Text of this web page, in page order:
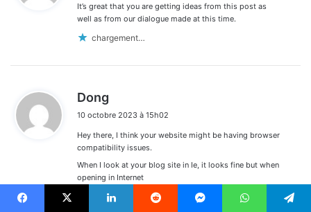
:
It’s great that you are getting ideas from this post as
well as from our dialogue made at this time.
chargement…
Dong
t
:
10 octobre 2023 à 15h02
Hey there, I think your website might be having browser
compatibility issues.
When I look at your blog site in Ie, it looks fine but when
opening in Internet
Explorer, it has some overlapping. I just wanted to give you
a quick heads up! Other then that, great blog!